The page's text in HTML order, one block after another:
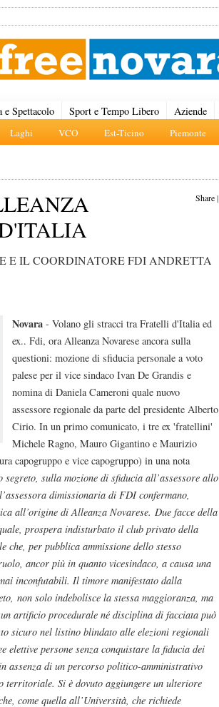
Laghi VCO Est-Ticino Piemonte
e Spettacolo Sport e Tempo Libero Aziende
Share|
E IL COORDINATORE FDI ANDRETTA
Novara - Volano gli stracci tra Fratelli d'Italia ed
ex.. Fdi, ora Alleanza Novarese ancora sulla
questioni: mozione di sfiducia personale a voto
palese per il vice sindaco Ivan De Grandis e
nomina di Daniela Cameroni quale nuovo
assessore regionale da parte del presidente Alberto
Cirio. In un primo comunicato, i tre ex 'fratellini'
Michele Ragno, Mauro Gigantino e Maurizio
capogruppo e vice capogruppo) in una nota
sulla mozione di sfiducia all’assessore allo
dimissionaria di FDI confermano,
all’origine di Alleanza Novarese. Due facce della
prospera indisturbato il club privato della
che, per pubblica ammissione dello stesso
ancor più in quanto vicesindaco, a causa una
inconfutabili. Il timore manifestato dalla
non solo indebolisce la stessa maggioranza, ma
artificio procedurale né disciplina di facciata può
sicuro nel listino blindato alle elezioni regionali
elettive persone senza conquistare la fiducia dei
assenza di un percorso politico-amministrativo
territoriale. Si è dovuto aggiungere un ulteriore
come quella all’Università, che richiede